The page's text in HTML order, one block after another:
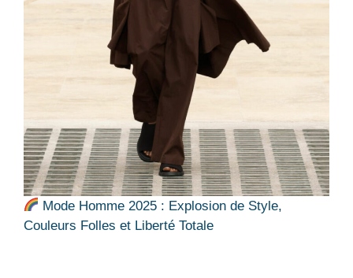
Mode Homme 2025 : Explosion de Style,
Couleurs Folles et Liberté Totale